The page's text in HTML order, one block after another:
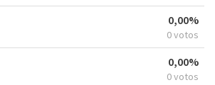
0,00%
0 votos
0,00%
0 votos